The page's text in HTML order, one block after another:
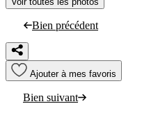
Bien précédent
Ajouter à mes favoris
Bien suivant